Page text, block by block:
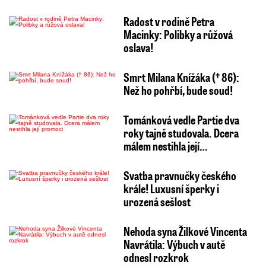
Radost v rodině Petra
Macinky: Polibky a růžová
oslava!
Smrt Milana Knížáka († 86):
Než ho pohřbí, bude soud!
Tománková vedle Partie dva
roky tajně studovala. Dcera
málem nestihla její…
Svatba pravnučky českého
krále! Luxusní šperky i
urozená sešlost
Nehoda syna Žilkové Vincenta
Navrátila: Výbuch v autě
odnesl rozkrok